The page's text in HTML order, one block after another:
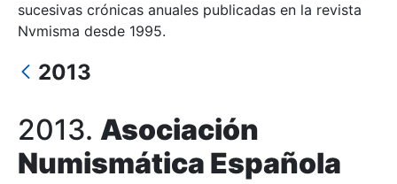
Mostra/Amaga
sucesivas crónicas anuales publicadas en la revista
Nvmisma desde 1995.
2013
2013. Asociación
Numismática Española